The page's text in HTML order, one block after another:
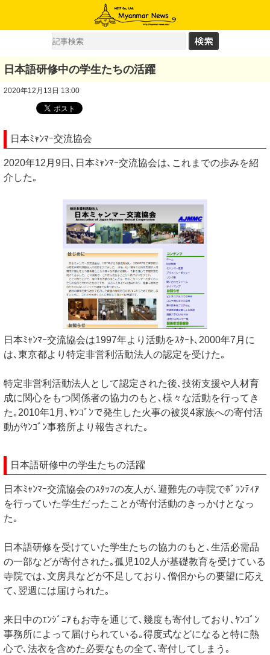
日本語研修中の学生たちの活躍
2020年12月13日 13:00
日本ﾐｬﾝﾏｰ交流協会
2020年12月9日､日本ﾐｬﾝﾏｰ交流協会は､これまでの歩みを紹
介した｡
日本ﾐｬﾝﾏｰ交流協会は1997年より活動をｽﾀｰﾄ､2000年7月に
は､東京都より特定非営利活動法人の認定を受けた｡
特定非営利活動法人として認定された後､技術支援や人材育
成に関心をもつ関係者の協力のもと､様々な活動を行ってき
た｡2010年1月､ﾔﾝｺﾞﾝで発生した火事の被災4家族への寄付活
動がﾔﾝｺﾞﾝ事務所より報告された｡
日本語研修中の学生たちの活躍
日本ﾐｬﾝﾏｰ交流協会のｽﾀｯﾌの友人が､避難先の寺院でﾎﾞﾗﾝﾃｨｱ
を行っていた学生だったことが寄付活動のきっかけとなっ
た｡
日本語研修を受けていた学生たちの協力のもと､生活必需品
の一部などが寄付された｡孤児102人が基礎教育を受けている
寺院では､文房具などが不足しており､僧侶からの要望に応え
て､翌週には届けられた｡
来日中のｴﾝｼﾞﾆｱもお寺を通じて､幾度も寄付しており､ﾔﾝｺﾞﾝ
事務所によって届けられている｡得度式などになると特に熱
心で､法衣を含めた必要なもの全て､寄付してしまう｡